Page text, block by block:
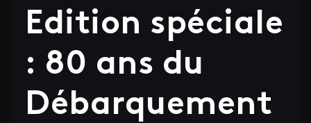
Edition spéciale
: 80 ans du
Débarquement